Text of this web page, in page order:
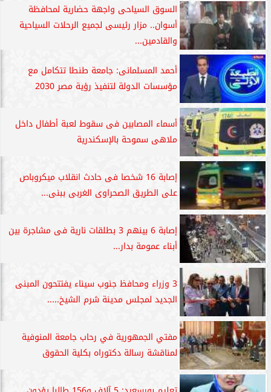
السوق السياحى واجهة حضارية لمحافظة
أسوان.. مزار رئيسى لجميع الرحلات السياحية
والقادمين...
أحمد المسلمانى: جامعة طنطا تتكامل مع
مؤسسات الدولة لتنفيذ رؤية مصر 2030
أسماء المصابين فى سقوط لعبة أطفال داخل
ملاهى سموحة بالإسكندرية
إصابة 16 شخصا فى حادث انقلاب ميكروباص
على الطريق الصحراوى الغربى ببنى...
إصابة 6 بينهم 3 بطلقات نارية فى مشاجرة بين
أبناء عمومة بدار...
3 وزراء ومحافظ جنوب سيناء يفتتحون المبنى
الجديد لمجلس مدينة شرم الشيخ.....
مفتي الجمهورية في رحاب جامعة المنوفية
لمناقشة رسالة دكتوراه بكلية الحقوق